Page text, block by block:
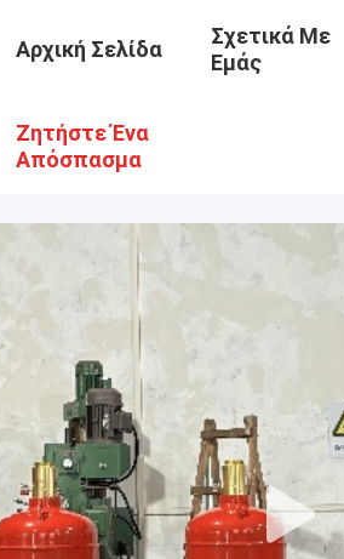
Αρχική Σελίδα
Σχετικά Με
Εμάς
Ζητήστε Ένα
Απόσπασμα